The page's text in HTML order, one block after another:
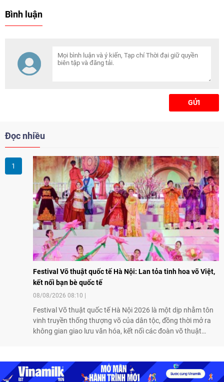
Bình luận
GỬI
Đọc nhiều
Festival Võ thuật quốc tế Hà Nội: Lan tỏa tinh hoa võ Việt,
kết nối bạn bè quốc tế
08/08/2026 08:10
Festival Võ thuật quốc tế Hà Nội 2026 là một dịp nhằm tôn
vinh truyền thống thượng võ của dân tộc, đồng thời mở ra
không gian giao lưu văn hóa, kết nối các đoàn võ thuật